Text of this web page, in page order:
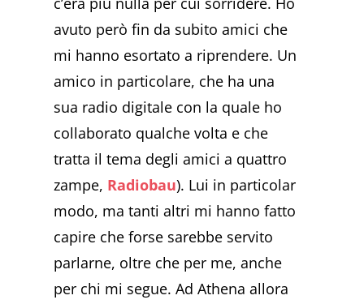
avuto però fin da subito amici che
mi hanno esortato a riprendere. Un
amico in particolare, che ha una
sua radio digitale con la quale ho
collaborato qualche volta e che
tratta il tema degli amici a quattro
zampe, Radiobau). Lui in particolar
modo, ma tanti altri mi hanno fatto
capire che forse sarebbe servito
parlarne, oltre che per me, anche
per chi mi segue. Ad Athena allora